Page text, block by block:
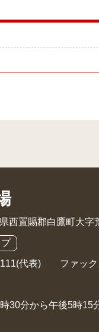
西置賜郡白鷹町大字
代表) ファック
30分から午後5時15